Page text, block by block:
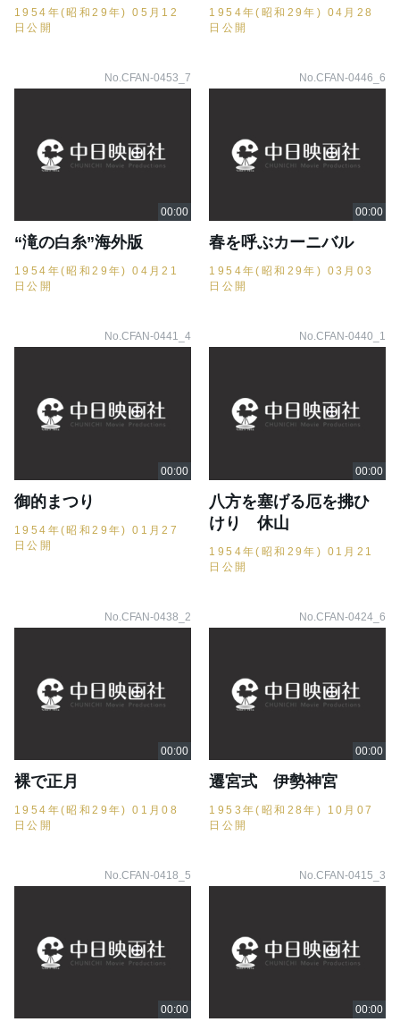
1954年(昭和29年) 05月12
日公開
1954年(昭和29年) 04月28
日公開
No.CFAN-0453_7
“滝の白糸”海外版
1954年(昭和29年) 04月21
日公開
No.CFAN-0446_6
春を呼ぶカーニバル
1954年(昭和29年) 03月03
日公開
No.CFAN-0441_4
御的まつり
1954年(昭和29年) 01月27
日公開
No.CFAN-0440_1
八方を塞げる厄を拂ひ
けり 休山
1954年(昭和29年) 01月21
日公開
No.CFAN-0438_2
裸で正月
1954年(昭和29年) 01月08
日公開
No.CFAN-0424_6
遷宮式 伊勢神宮
1953年(昭和28年) 10月07
日公開
No.CFAN-0418_5 No.CFAN-0415_3